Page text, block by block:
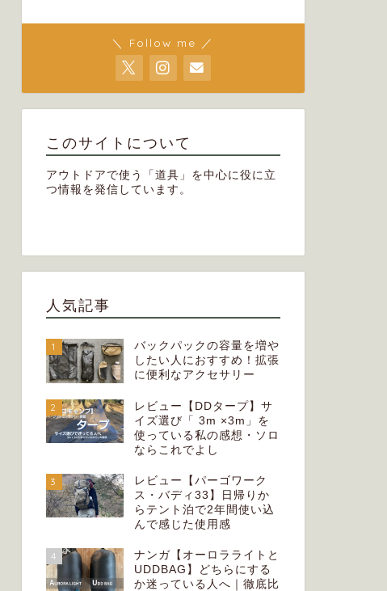
＼ Follow me ／
このサイトについて
アウトドアで使う「道具」を中心に役に立
つ情報を発信しています。
人気記事
1
バックパックの容量を増や
したい人におすすめ！拡張
に便利なアクセサリー
2
レビュー【DDタープ】サ
イズ選び「 3m ×3m」を
使っている私の感想・ソロ
ならこれでよし
3
レビュー【パーゴワーク
ス・バディ33】日帰りか
らテント泊で2年間使い込
んで感じた使用感
4
ナンガ【オーロラライトと
UDDBAG】どちらにする
か迷っている人へ｜徹底比